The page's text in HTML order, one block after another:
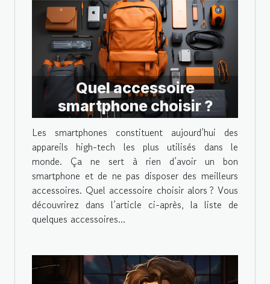
Quel accessoire
smartphone choisir ?
Les smartphones constituent aujourd’hui des
appareils high-tech les plus utilisés dans le
monde. Ça ne sert à rien d’avoir un bon
smartphone et de ne pas disposer des meilleurs
accessoires. Quel accessoire choisir alors ? Vous
découvrirez dans l’article ci-après, la liste de
quelques accessoires...